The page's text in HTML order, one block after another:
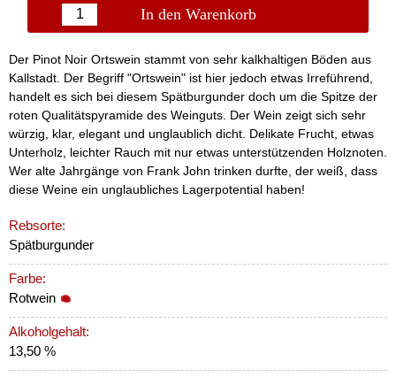
In den Warenkorb
Der Pinot Noir Ortswein stammt von sehr kalkhaltigen Böden aus
Kallstadt. Der Begriff "Ortswein" ist hier jedoch etwas Irreführend,
handelt es sich bei diesem Spätburgunder doch um die Spitze der
roten Qualitätspyramide des Weinguts. Der Wein zeigt sich sehr
würzig, klar, elegant und unglaublich dicht. Delikate Frucht, etwas
Unterholz, leichter Rauch mit nur etwas unterstützenden Holznoten.
Wer alte Jahrgänge von Frank John trinken durfte, der weiß, dass
diese Weine ein unglaubliches Lagerpotential haben!
Rebsorte:
Spätburgunder
Farbe:
Rotwein
Alkoholgehalt:
13,50 %